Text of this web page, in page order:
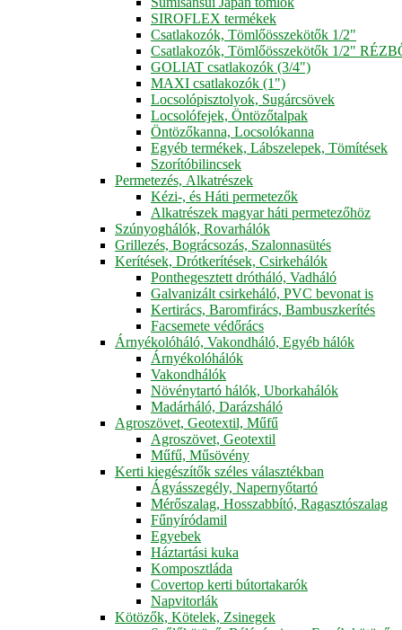
SIROFLEX termékek
Csatlakozók, Tömlőösszekötők 1/2"
Csatlakozók, Tömlőösszekötők 1/2"
GOLIAT csatlakozók (3/4")
MAXI csatlakozók (1")
Locsolópisztolyok, Sugárcsövek
Locsolófejek, Öntözőtalpak
Öntözőkanna, Locsolókanna
Egyéb termékek, Lábszelepek, Tömítések
Szorítóbilincsek
Permetezés, Alkatrészek
Kézi-, és Háti permetezők
Alkatrészek magyar háti permetezőhöz
Szúnyoghálók, Rovarhálók
Grillezés, Bográcsozás, Szalonnasütés
Kerítések, Drótkerítések, Csirkehálók
Ponthegesztett drótháló, Vadháló
Galvanizált csirkeháló, PVC bevonat is
Kertirács, Baromfirács, Bambuszkerítés
Facsemete védőrács
Árnyékolóháló, Vakondháló, Egyéb hálók
Árnyékolóhálók
Vakondhálók
Növénytartó hálók, Uborkahálók
Madárháló, Darázsháló
Agroszövet, Geotextil, Műfű
Agroszövet, Geotextil
Műfű, Műsövény
Kerti kiegészítők széles választékban
Ágyásszegély, Napernyőtartó
Mérőszalag, Hosszabbító, Ragasztószalag
Fűnyíródamil
Egyebek
Háztartási kuka
Komposztláda
Covertop kerti bútortakarók
Napvitorlák
Kötözők, Kötelek, Zsinegek